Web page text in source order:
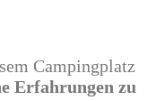
Campingplatz
Erfahrungen zu